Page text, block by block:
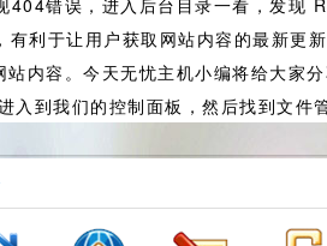
错误，进入后台目录一看，发现
利于让用户获取网站内容的最新更
内容。今天无忧主机小编将给大家
到我们的控制面板，然后找到文件